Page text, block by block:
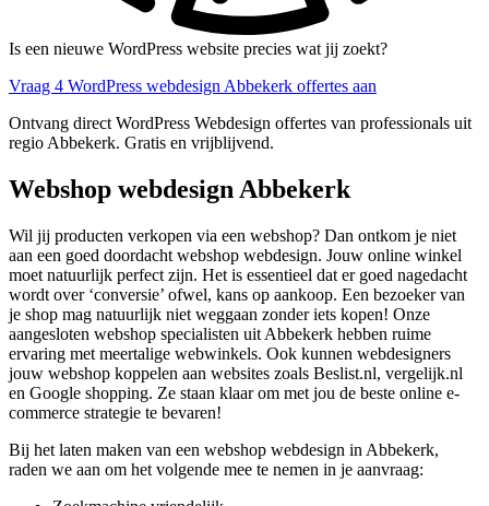
Is een nieuwe WordPress website precies wat jij zoekt?
Vraag 4 WordPress webdesign Abbekerk offertes aan
Ontvang direct WordPress Webdesign offertes van professionals uit
regio Abbekerk. Gratis en vrijblijvend.
Webshop webdesign Abbekerk
Wil jij producten verkopen via een webshop? Dan ontkom je niet
aan een goed doordacht webshop webdesign. Jouw online winkel
moet natuurlijk perfect zijn. Het is essentieel dat er goed nagedacht
wordt over ‘conversie’ ofwel, kans op aankoop. Een bezoeker van
je shop mag natuurlijk niet weggaan zonder iets kopen! Onze
aangesloten webshop specialisten uit Abbekerk hebben ruime
ervaring met meertalige webwinkels. Ook kunnen webdesigners
jouw webshop koppelen aan websites zoals Beslist.nl, vergelijk.nl
en Google shopping. Ze staan klaar om met jou de beste online e-
commerce strategie te bevaren!
Bij het laten maken van een webshop webdesign in Abbekerk,
raden we aan om het volgende mee te nemen in je aanvraag: